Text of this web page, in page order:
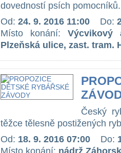
dovedností psích
Od: 24. 9. 2016 11:00 Do:
Místo konání: Výcvikový
Plzeňská ulice, zast. tram.
Český
těžce tělesně postižených
Od: 18. 9. 2016 07:00 Do:
Místo konání: nádrž